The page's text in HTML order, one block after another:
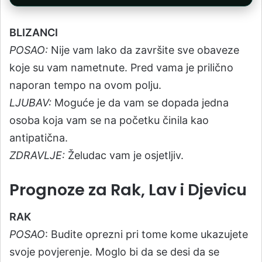
BLIZANCI
POSAO: Nije vam lako da završite sve obaveze
koje su vam nametnute. Pred vama je prilično
naporan tempo na ovom polju.
LJUBAV: Moguće je da vam se dopada jedna
osoba koja vam se na početku činila kao
antipatična.
ZDRAVLJE: Želudac vam je osjetljiv.
Prognoze za Rak, Lav i Djevicu
RAK
POSAO: Budite oprezni pri tome kome ukazujete
svoje povjerenje. Moglo bi da se desi da se